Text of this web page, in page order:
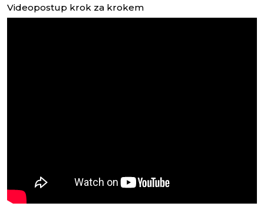
Videopostup krok za krokem